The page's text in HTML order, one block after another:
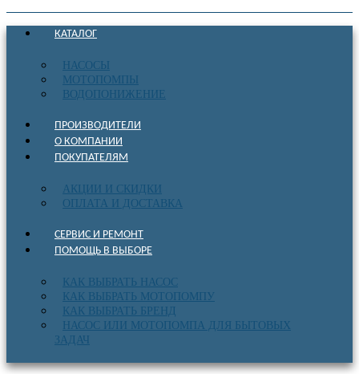
КАТАЛОГ
НАСОСЫ
МОТОПОМПЫ
ВОДОПОНИЖЕНИЕ
ПРОИЗВОДИТЕЛИ
О КОМПАНИИ
ПОКУПАТЕЛЯМ
АКЦИИ И СКИДКИ
ОПЛАТА И ДОСТАВКА
СЕРВИС И РЕМОНТ
ПОМОЩЬ В ВЫБОРЕ
КАК ВЫБРАТЬ НАСОС
КАК ВЫБРАТЬ МОТОПОМПУ
КАК ВЫБРАТЬ БРЕНД
НАСОС ИЛИ МОТОПОМПА ДЛЯ БЫТОВЫХ
ЗАДАЧ